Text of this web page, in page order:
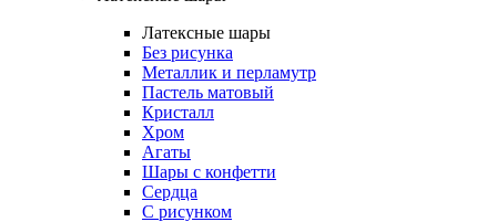
Латексные шары
Без рисунка
Металлик и перламутр
Пастель матовый
Кристалл
Хром
Агаты
Шары с конфетти
Сердца
С рисунком